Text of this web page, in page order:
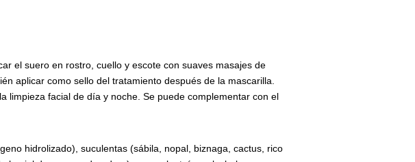
el suero en rostro, cuello y escote con suaves masajes de
aplicar como sello del tratamiento después de la mascarilla.
limpieza facial de día y noche. Se puede complementar con el
hidrolizado), suculentas (sábila, nopal, biznaga, cactus, rico